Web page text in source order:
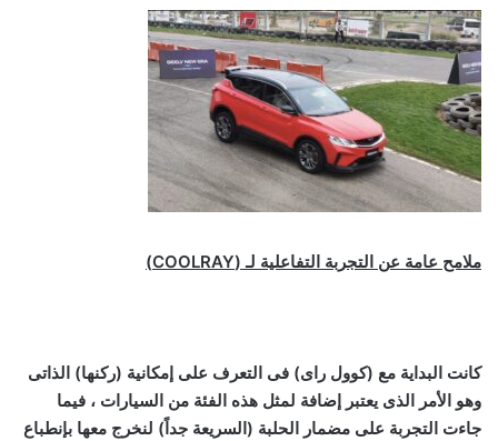
ملامح عامة عن التجربة التفاعلية لـ (COOLRAY
)
كانت البداية مع (كوول راى) فى التعرف على إمكانية (ركنها) الذاتى
وهو الأمر الذى يعتبر إضافة لمثل هذه الفئة من السيارات ، فيما
جاءت التجربة على مضمار الحلبة (السريعة جداً) لنخرج معها بإنطباع